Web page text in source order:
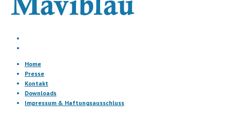
Home
Presse
Kontakt
Downloads
Impressum & Haftungsausschluss